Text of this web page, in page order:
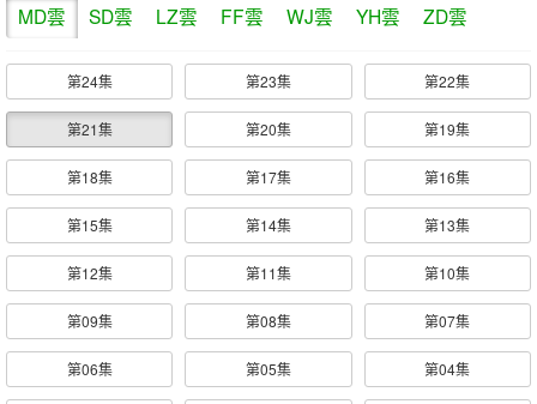
MD雲 SD雲 LZ雲 FF雲 WJ雲 YH雲 ZD雲
第24集 第23集 第22集
第21集 第20集 第19集
第18集 第17集 第16集
第15集 第14集 第13集
第12集 第11集 第10集
第09集 第08集 第07集
第06集 第05集 第04集